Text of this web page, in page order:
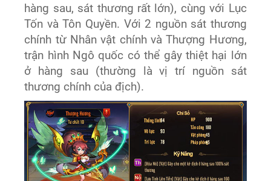
hàng sau, sát thương rất lớn), cùng với Lục
Tốn và Tôn Quyền. Với 2 nguồn sát thương
chính từ Nhân vật chính và Thượng Hương,
trận hình Ngô quốc có thể gây thiệt hại lớn
ở hàng sau (thường là vị trí nguồn sát
thương chính của địch).